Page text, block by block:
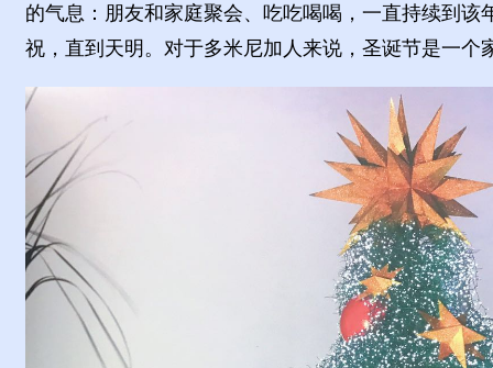
的气息：朋友和家庭聚会、吃吃喝喝，一直持续到
祝，直到天明。对于多米尼加人来说，圣诞节是一个